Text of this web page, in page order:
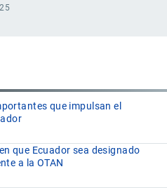
que impulsan el
que Ecuador sea designado
a la OTAN